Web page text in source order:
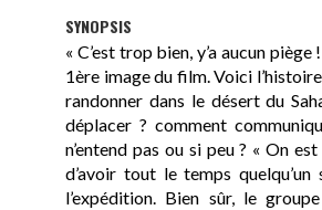
SYNOPSIS
« C’est trop bien, y’a aucun
1ère image du film. Voici
randonner dans le désert du
déplacer ? comment
n’entend pas ou si peu ? « On
d’avoir tout le temps
l’expédition. Bien sûr, le